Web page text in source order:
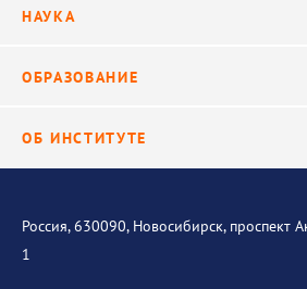
Видео
Научные подразделения
НАУКА
Исследования
ОБРАЗОВАНИЕ
ОБ ИНСТИТУТЕ
История института
Контакты
Россия, 630090, Новосибирск, проспект
1